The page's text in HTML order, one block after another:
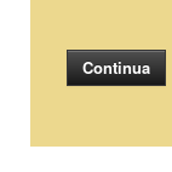
Continua